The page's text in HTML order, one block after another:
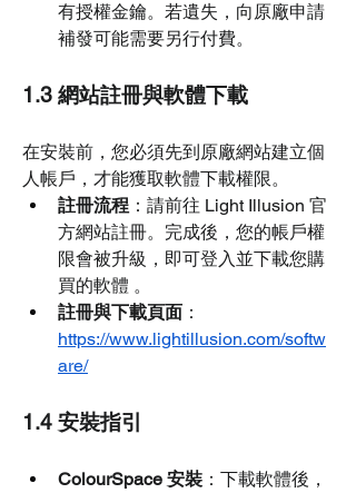
有授權金鑰。若遺失，向原廠申請
補發可能需要另行付費。
1.3 網站註冊與軟體下載
在安裝前，您必須先到原廠網站建立個
人帳戶，才能獲取軟體下載權限。
註冊流程 ：請前往 Light Illusion 官
方網站註冊。完成後，您的帳戶權
限會被升級，即可登入並下載您購
買的軟體 。
註冊與下載頁面 ：
https://www.lightillusion.com/softw
are/
1.4 安裝指引
ColourSpace 安裝 ：下載軟體後，